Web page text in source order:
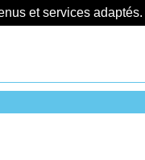
et services adaptés.